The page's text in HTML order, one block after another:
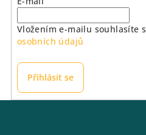
Vložením e-mailu souhlasíte s
osobních údajů
Přihlásit se